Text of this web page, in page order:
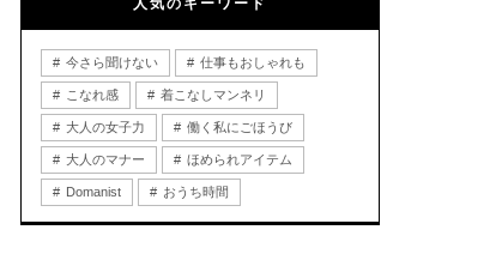
人気のキーワード
今さら聞けない 仕事もおしゃれも
こなれ感 着こなしマンネリ
大人の女子力 働く私にごほうび
大人のマナー ほめられアイテム
Domanist おうち時間